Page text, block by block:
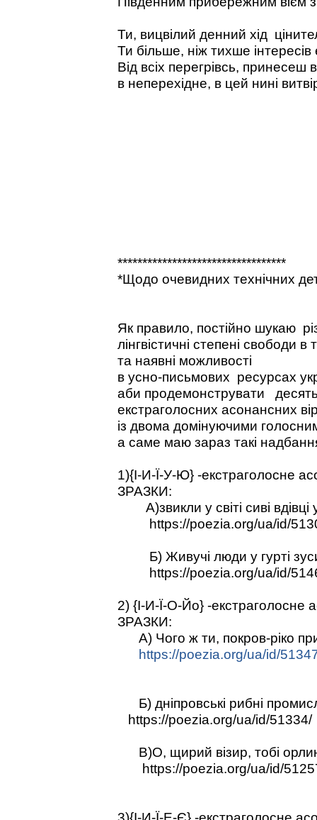
Ти, вицвілий денний хід
Ти більше, ніж тихше
Від всіх перегрівсь, принесеш
в неперехідне, в цей нині
**********************************
*Щодо очевидних технічних
Як правило, постійно шукаю
лінгвістичні степені свободи в
та наявні можливості
в усно-письмових ресурсах
аби продемонструвати
екстраголосних асонансних
із двома домінуючими
а саме маю зараз такі
1){І-И-Ї-У-Ю} -екстраголосне
ЗРАЗКИ:
А)звикли у світі сиві вдівці
https://poezia.org/ua/id/
Б) Живучі люди у гурті
https://poezia.org/ua/id/
2) {І-И-Ї-О-Йо} -екстраголосне
ЗРАЗКИ:
А) Чого ж ти, покров-ріко
https://poezia.org/ua/id/
Б) дніпровські рибні
https://poezia.org/ua/id/51334/
В)О, щирий візир, тобі
https://poezia.org/ua/id/